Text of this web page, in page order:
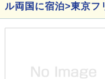
ル両国に宿泊>東京フ